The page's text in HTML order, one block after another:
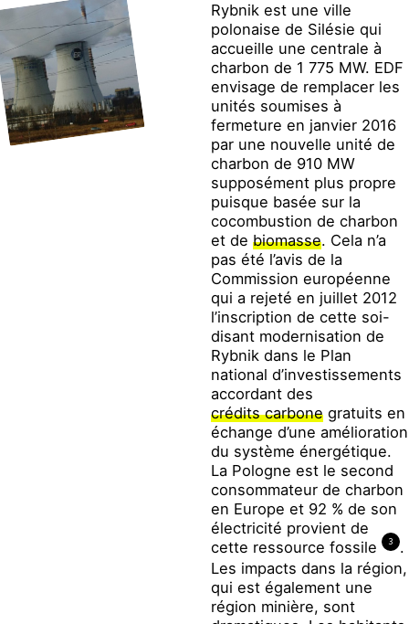
Rybnik est une ville
polonaise de Silésie qui
accueille une centrale à
charbon de 1 775 MW. EDF
envisage de remplacer les
unités soumises à
fermeture en janvier 2016
par une nouvelle unité de
charbon de 910 MW
supposément plus propre
puisque basée sur la
cocombustion de charbon
et de biomasse. Cela n’a
pas été l’avis de la
Commission européenne
qui a rejeté en juillet 2012
l’inscription de cette soi-
disant modernisation de
Rybnik dans le Plan
national d’investissements
accordant des
crédits carbonegratuits en
échange d’une amélioration
du système énergétique.
La Pologne est le second
consommateur de charbon
en Europe et 92 % de son
électricité provient de
cette ressource fossile
3
.
Les impacts dans la région,
qui est également une
région minière, sont